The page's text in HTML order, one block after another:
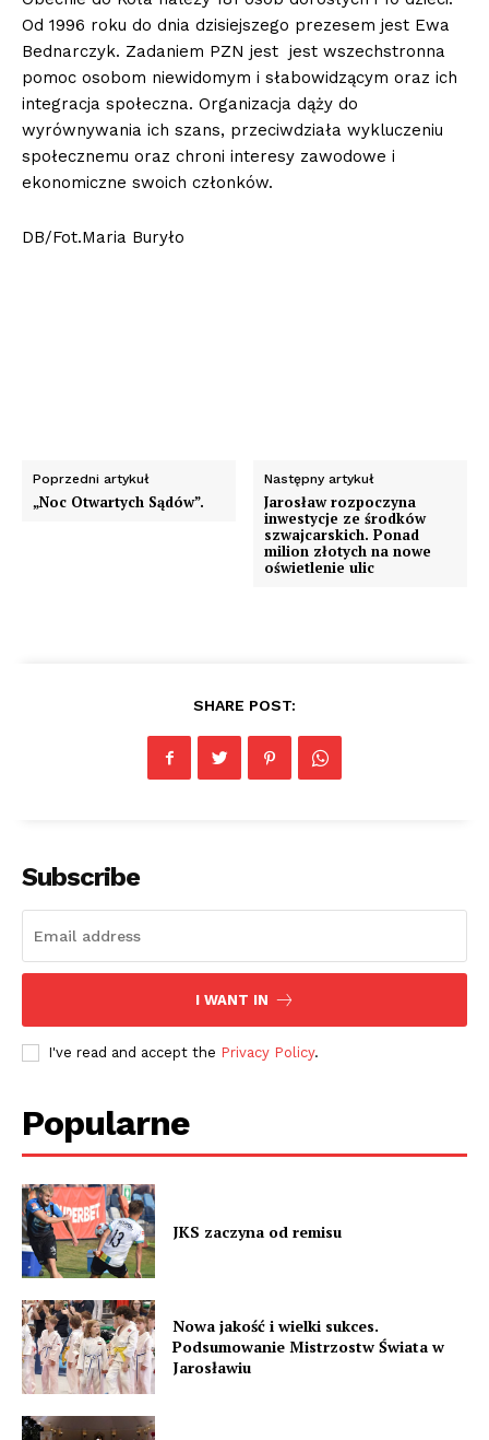
Od 1996 roku do dnia dzisiejszego prezesem jest Ewa
Bednarczyk. Zadaniem PZN jest jest wszechstronna
pomoc osobom niewidomym i słabowidzącym oraz ich
integracja społeczna. Organizacja dąży do
wyrównywania ich szans, przeciwdziała wykluczeniu
społecznemu oraz chroni interesy zawodowe i
ekonomiczne swoich członków.
DB/Fot.Maria Buryło
Poprzedni artykuł
„Noc Otwartych Sądów”.
Następny artykuł
Jarosław rozpoczyna
inwestycje ze środków
szwajcarskich. Ponad
milion złotych na nowe
oświetlenie ulic
SHARE POST:
Subscribe
I WANT IN
I've read and accept the Privacy Policy.
Popularne
JKS zaczyna od remisu
Nowa jakość i wielki sukces.
Podsumowanie Mistrzostw Świata w
Jarosławiu